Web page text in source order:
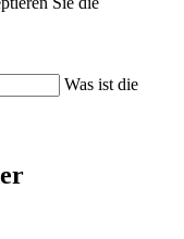
Was ist die